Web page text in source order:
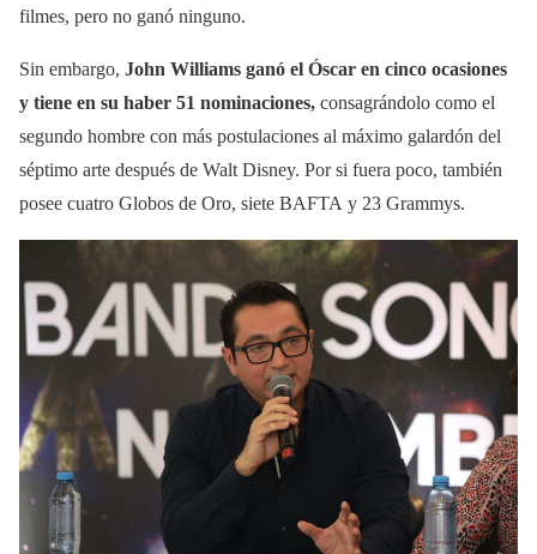
filmes, pero no ganó ninguno.
Sin embargo, John Williams ganó el Óscar en cinco ocasiones
y tiene en su haber 51 nominaciones, consagrándolo como el
segundo hombre con más postulaciones al máximo galardón del
séptimo arte después de Walt Disney. Por si fuera poco, también
posee cuatro Globos de Oro, siete BAFTA y 23 Grammys.